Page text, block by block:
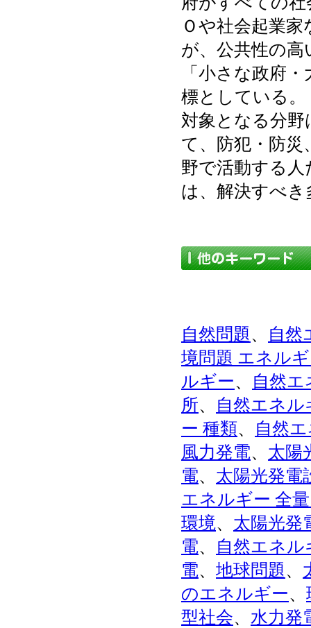
Ｏや社会起業
が、公共性の
「小さな政府
標としている。
対象となる分
て、防犯・防災
野で活動する
は、解決すべ
自然問題、
自然
境問題 エネル
ルギー、
自然エ
所、
自然エネル
ー 種類、
自然
風力発電、 太陽
電、 太陽光発電
エネルギー 全
環境、 太陽光
電、
自然エネ
電、 地球問題、
のエネルギー、
型社会、 水力発